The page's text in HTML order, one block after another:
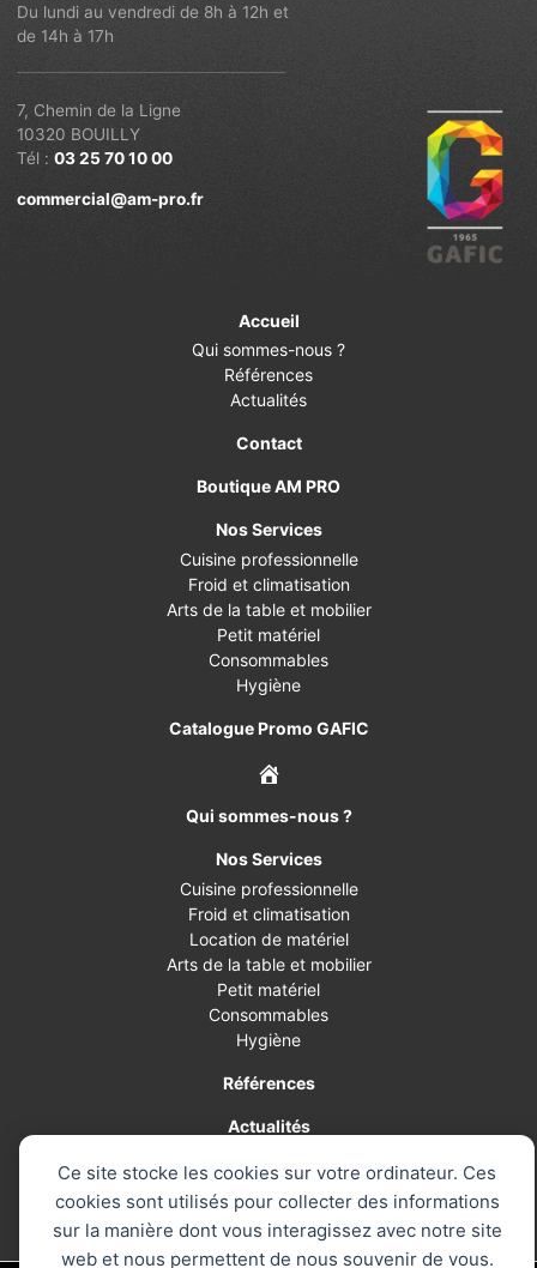
Ce site stocke les cookies sur votre ordinateur. Ces
cookies sont utilisés pour collecter des informations
sur la manière dont vous interagissez avec notre site
web et nous permettent de nous souvenir de vous.
Du lundi au vendredi de 8h à 12h et
de 14h à 17h
7, Chemin de la Ligne
10320 BOUILLY
Tél : 03 25 70 10 00
commercial@am-pro.fr
Accueil
Qui sommes-nous ?
Références
Actualités
Contact
Boutique AM PRO
Nos Services
Cuisine professionnelle
Froid et climatisation
Arts de la table et mobilier
Petit matériel
Consommables
Hygiène
Catalogue Promo GAFIC
Qui sommes-nous ?
Nos Services
Cuisine professionnelle
Froid et climatisation
Location de matériel
Arts de la table et mobilier
Petit matériel
Consommables
Hygiène
Références
Actualités
Catalogue
Contact